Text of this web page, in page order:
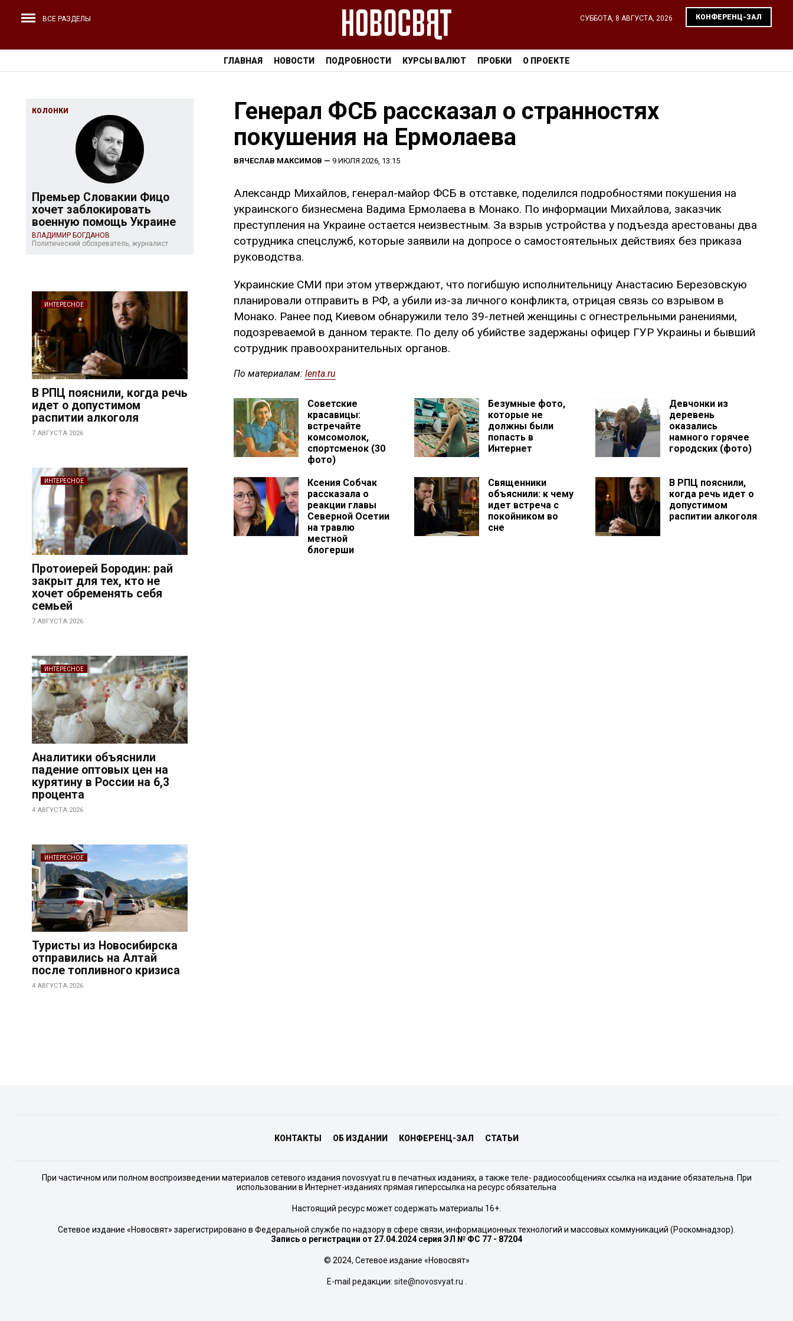
ВСЕ РАЗДЕЛЫ СУББОТА, 8 АВГУСТА, 2026 КОНФЕРЕНЦ-ЗАЛ
ГЛАВНАЯ НОВОСТИ ПОДРОБНОСТИ КУРСЫ ВАЛЮТ ПРОБКИ О ПРОЕКТЕ
КОЛОНКИ
Премьер Словакии Фицо
хочет заблокировать
военную помощь Украине
ВЛАДИМИР БОГДАНОВ
Политический обозреватель, журналист
ИНТЕРЕСНОЕ
В РПЦ пояснили, когда речь
идет о допустимом
распитии алкоголя
7 АВГУСТА 2026
ИНТЕРЕСНОЕ
Протоиерей Бородин: рай
закрыт для тех, кто не
хочет обременять себя
семьей
7 АВГУСТА 2026
ИНТЕРЕСНОЕ
Аналитики объяснили
падение оптовых цен на
курятину в России на 6,3
процента
4 АВГУСТА 2026
ИНТЕРЕСНОЕ
Туристы из Новосибирска
отправились на Алтай
после топливного кризиса
4 АВГУСТА 2026
Генерал ФСБ рассказал о странностях
покушения на Ермолаева
ВЯЧЕСЛАВ МАКСИМОВ — 9 ИЮЛЯ 2026, 13:15
Александр Михайлов, генерал-майор ФСБ в отставке, поделился подробностями покушения на
украинского бизнесмена Вадима Ермолаева в Монако. По информации Михайлова, заказчик
преступления на Украине остается неизвестным. За взрыв устройства у подъезда арестованы два
сотрудника спецслужб, которые заявили на допросе о самостоятельных действиях без приказа
руководства.
Украинские СМИ при этом утверждают, что погибшую исполнительницу Анастасию Березовскую
планировали отправить в РФ, а убили из-за личного конфликта, отрицая связь со взрывом в
Монако. Ранее под Киевом обнаружили тело 39-летней женщины с огнестрельными ранениями,
подозреваемой в данном теракте. По делу об убийстве задержаны офицер ГУР Украины и бывший
сотрудник правоохранительных органов.
По материалам: lenta.ru
Советские
красавицы:
встречайте
комсомолок,
спортсменок (30
фото)
Безумные фото,
которые не
должны были
попасть в
Интернет
Девчонки из
деревень
оказались
намного горячее
городских (фото)
Ксения Собчак
рассказала о
реакции главы
Северной Осетии
на травлю
местной
блогерши
Священники
объяснили: к чему
идет встреча с
покойником во
сне
В РПЦ пояснили,
когда речь идет о
допустимом
распитии алкоголя
КОНТАКТЫ ОБ ИЗДАНИИ КОНФЕРЕНЦ-ЗАЛ СТАТЬИ
При частичном или полном воспроизведении материалов сетевого издания novosvyat.ru в печатных изданиях, а также теле- радиосообщениях ссылка на издание обязательна. При
использовании в Интернет-изданиях прямая гиперссылка на ресурс обязательна
Настоящий ресурс может содержать материалы 16+.
Сетевое издание «Новосвят» зарегистрировано в Федеральной службе по надзору в сфере связи, информационных технологий и массовых коммуникаций (Роскомнадзор).
Запись о регистрации от 27.04.2024 серия ЭЛ № ФС 77 - 87204
© 2024, Сетевое издание «Новосвят»
E-mail редакции: site@novosvyat.ru